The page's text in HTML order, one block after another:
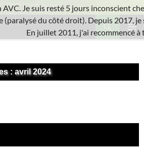
: avril 2024
AVC. Je suis resté 5 jours inconscient
(paralysé du côté droit). Depuis 2017,
En juillet 2011, j'ai recommencé